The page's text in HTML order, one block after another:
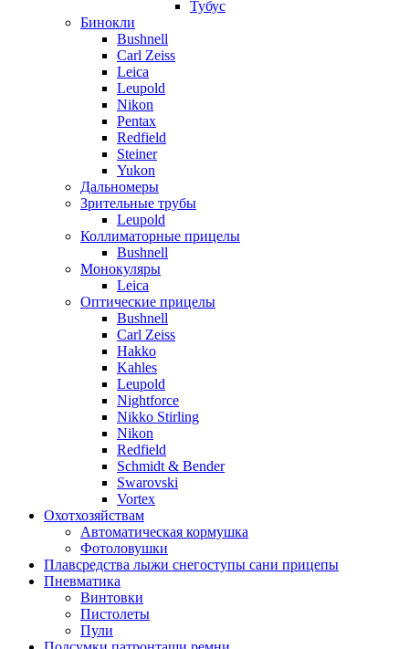
Тубус
Бинокли
Bushnell
Carl Zeiss
Leica
Leupold
Nikon
Pentax
Redfield
Steiner
Yukon
Дальномеры
Зрительные трубы
Leupold
Коллиматорные прицелы
Bushnell
Монокуляры
Leica
Оптические прицелы
Bushnell
Carl Zeiss
Hakko
Kahles
Leupold
Nightforce
Nikko Stirling
Nikon
Redfield
Schmidt & Bender
Swarovski
Vortex
Охотхозяйствам
Автоматическая кормушка
Фотоловушки
Плавсредства лыжи снегоступы сани прицепы
Пневматика
Винтовки
Пистолеты
Пули